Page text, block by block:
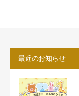
最近のお知らせ